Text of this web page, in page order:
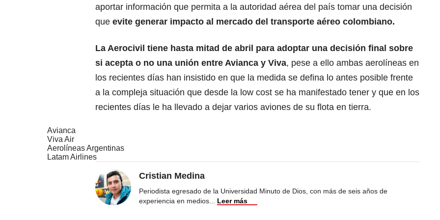
aportar información que permita a la autoridad aérea del país tomar una decisión
que evite generar impacto al mercado del transporte aéreo colombiano.
La Aerocivil tiene hasta mitad de abril para adoptar una decisión final sobre
si acepta o no una unión entre Avianca y Viva, pese a ello ambas aerolíneas en
los recientes días han insistido en que la medida se defina lo antes posible frente
a la compleja situación que desde la low cost se ha manifestado tener y que en los
recientes días le ha llevado a dejar varios aviones de su flota en tierra.
Avianca
Viva Air
Aerolíneas Argentinas
Latam Airlines
Cristian Medina
Periodista egresado de la Universidad Minuto de Dios, con más de seis años de
experiencia en medios
Leer más